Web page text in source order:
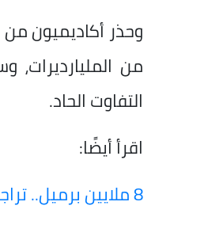
وحذر أكاديميون
من
التفاوت الحاد.
اقرأ أيضًا:
8 ملايين برميل.. تراجع حاد بمخزونات النفط الأمريكية خلال أسبوع